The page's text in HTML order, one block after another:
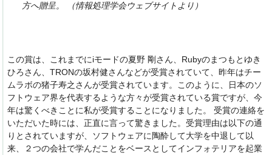
方へ贈呈。 （情報処理学会ウェブサイトより）
この賞は、これまでにiモードの夏野 剛さん、Rubyのまつもとゆき
ひろさん、TRONの坂村健さんなどが受賞されていて、昨年はチー
ムラボの猪子寿之さんが受賞されています。このように、日本のソ
フトウェア界を代表するような方々が受賞されている賞ですが、今
年は驚くべきことに私が受賞することになりました。 受賞の連絡を
いただいた時には、正直に言って驚きました。受賞理由は以下の通
りとされていますが、ソフトウェアに陶酔して大学を中退して以
来、２つの会社で学んだことをベースとしてインフォテリアを起業